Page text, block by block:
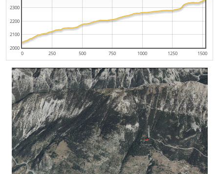
0 250 500 750 1000 1250 1500
2000
2100
2200
2300